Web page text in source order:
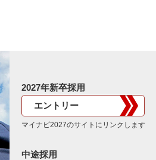
2027年新卒採用
エントリー
マイナビ2027のサイトにリンクします
中途採用